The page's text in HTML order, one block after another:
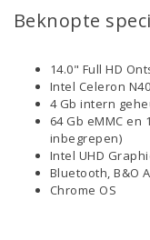
Beknopte
14.0" Full HD
Intel Celeron
4 Gb intern
64 Gb eMMC
inbegrepen)
Intel UHD
Bluetooth, B&O
Chrome OS